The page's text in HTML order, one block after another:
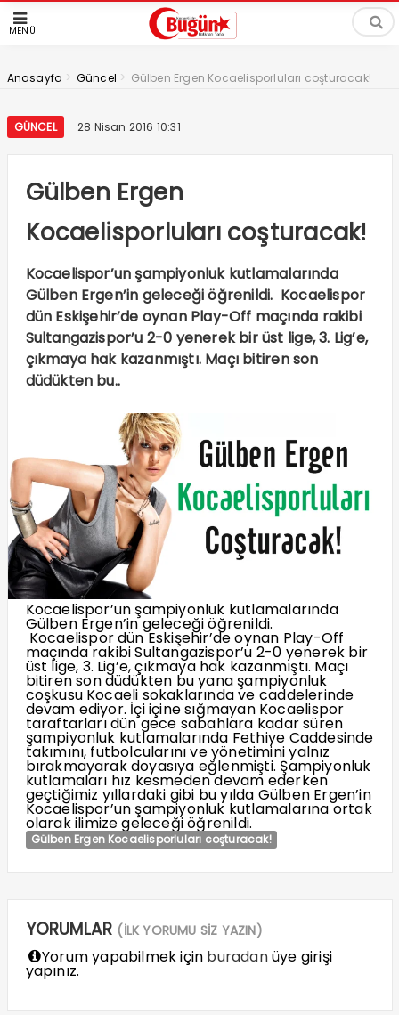
MENÜ
Anasayfa > Güncel > Gülben Ergen Kocaelisporluları coşturacak!
GÜNCEL 28 Nisan 2016 10:31
Gülben Ergen
Kocaelisporluları coşturacak!
Kocaelispor’un şampiyonluk kutlamalarında
Gülben Ergen’in geleceği öğrenildi. Kocaelispor
dün Eskişehir’de oynan Play-Off maçında rakibi
Sultangazispor’u 2-0 yenerek bir üst lige, 3. Lig’e,
çıkmaya hak kazanmıştı. Maçı bitiren son
düdükten bu..
Kocaelispor’un şampiyonluk kutlamalarında
Gülben Ergen’in geleceği öğrenildi.
Kocaelispor dün Eskişehir’de oynan Play-Off
maçında rakibi Sultangazispor’u 2-0 yenerek bir
üst lige, 3. Lig’e, çıkmaya hak kazanmıştı. Maçı
bitiren son düdükten bu yana şampiyonluk
coşkusu Kocaeli sokaklarında ve caddelerinde
devam ediyor. İçi içine sığmayan Kocaelispor
taraftarları dün gece sabahlara kadar süren
şampiyonluk kutlamalarında Fethiye Caddesinde
takımını, futbolcularını ve yönetimini yalnız
bırakmayarak doyasıya eğlenmişti. Şampiyonluk
kutlamaları hız kesmeden devam ederken
geçtiğimiz yıllardaki gibi bu yılda Gülben Ergen’in
Kocaelispor’un şampiyonluk kutlamalarına ortak
olarak ilimize geleceği öğrenildi.
Gülben Ergen Kocaelisporluları coşturacak!
YORUMLAR (İLK YORUMU SİZ YAZIN)
Yorum yapabilmek için buradanüye girişi
yapınız.